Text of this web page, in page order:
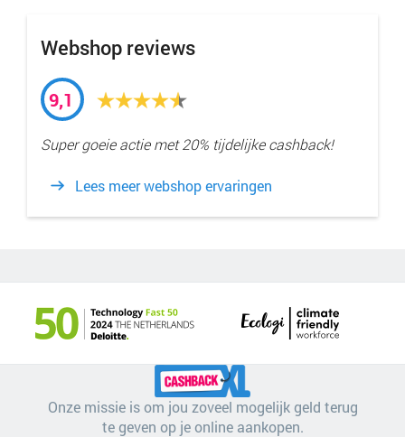
Webshop reviews
9,1
Super goeie actie met 20% tijdelijke cashback!
Lees meer webshop ervaringen
Onze missie is om jou zoveel mogelijk geld terug
te geven op je online aankopen.